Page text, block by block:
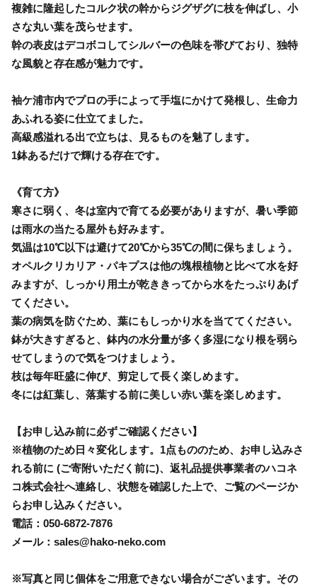
複雑に隆起したコルク状の幹からジグザグに枝を伸ばし、小
さな丸い葉を茂らせます。
幹の表皮はデコボコしてシルバーの色味を帯びており、独特
な風貌と存在感が魅力です。
袖ケ浦市内でプロの手によって手塩にかけて発根し、生命力
あふれる姿に仕立てました。
高級感溢れる出で立ちは、見るものを魅了します。
1鉢あるだけで輝ける存在です。
《育て方》
寒さに弱く、冬は室内で育てる必要がありますが、暑い季節
は雨水の当たる屋外も好みます。
気温は10℃以下は避けて20℃から35℃の間に保ちましょう。
オペルクリカリア・パキプスは他の塊根植物と比べて水を好
みますが、しっかり用土が乾ききってから水をたっぷりあげ
てください。
葉の病気を防ぐため、葉にもしっかり水を当ててください。
鉢が大きすぎると、鉢内の水分量が多く多湿になり根を弱ら
せてしまうので気をつけましょう。
枝は毎年旺盛に伸び、剪定して長く楽しめます。
冬には紅葉し、落葉する前に美しい赤い葉を楽しめます。
【お申し込み前に必ずご確認ください】
※植物のため日々変化します。1点もののため、お申し込みさ
れる前に (ご寄附いただく前に)、返礼品提供事業者のハコネ
コ株式会社へ連絡し、状態を確認した上で、ご覧のページか
らお申し込みください。
電話：050-6872-7876
メール：sales@hako-neko.com
※写真と同じ個体をご用意できない場合がございます。その